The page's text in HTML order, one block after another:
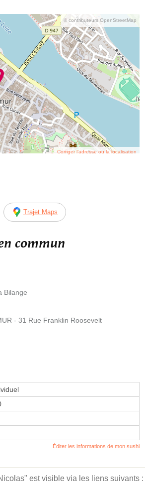
© contributeurs OpenStreetMap
Corriger l’adresse ou la localisation
Trajet Maps
commun
Bilange
- 31 Rue Franklin Roosevelt
Éditer les informations de mon sushi
est visible via les liens suivants :